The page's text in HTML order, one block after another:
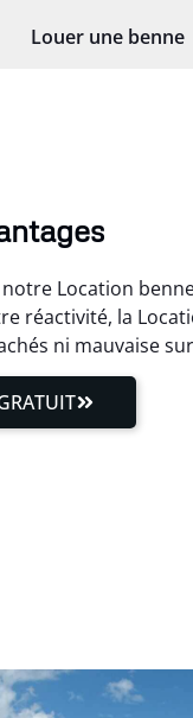
Louer une benne
Location
réactivité, la
ni mauvaise